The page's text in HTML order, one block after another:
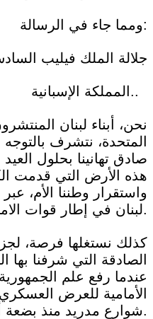
ومما جاء في الرسالة:
"جلالة الملك فيليب
المملكة الإسبانية..
نحن، أبناء لبنان
المتحدة، نتشرف بالتوجه
صادق تهانينا بحلول
هذه الأرض التي قدمت
واستقرار وطننا الأم،
لبنان في إطار قوات الامم المتحدة لحفظ السلام.
كذلك نستغلها فرصة،
الصادقة التي شرفنا بها
عندما رفع علم
الأمامية للعرض
شوارع مدريد منذ بضعة أيّام.